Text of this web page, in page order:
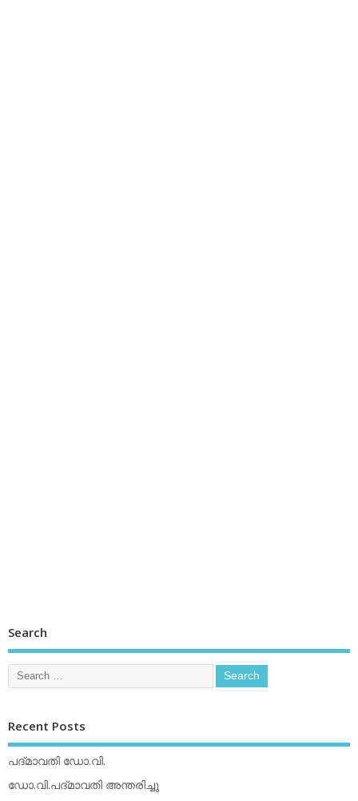
Search
Recent Posts
പദ്മാവതി ഡോ.വി.
ഡോ.വി.പദ്മാവതി അന്തരിച്ചു